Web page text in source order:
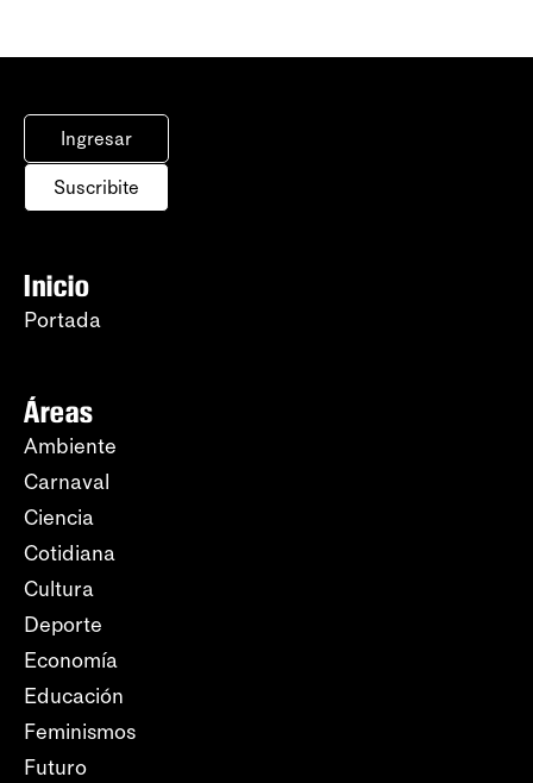
Ingresar
Suscribite
Inicio
Portada
Áreas
Ambiente
Carnaval
Ciencia
Cotidiana
Cultura
Deporte
Economía
Educación
Feminismos
Futuro